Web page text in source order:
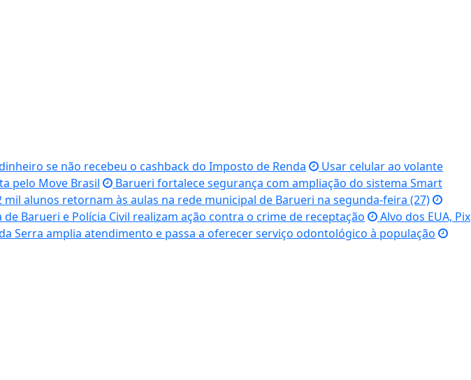
se não recebeu o cashback do Imposto de Renda
Usar celular ao volante
pelo Move Brasil
Barueri fortalece segurança com ampliação do sistema Smart
mil alunos retornam às aulas na rede municipal de Barueri na segunda-feira (27)
Barueri e Polícia Civil realizam ação contra o crime de receptação
Alvo dos EUA, Pix
Serra amplia atendimento e passa a oferecer serviço odontológico à população